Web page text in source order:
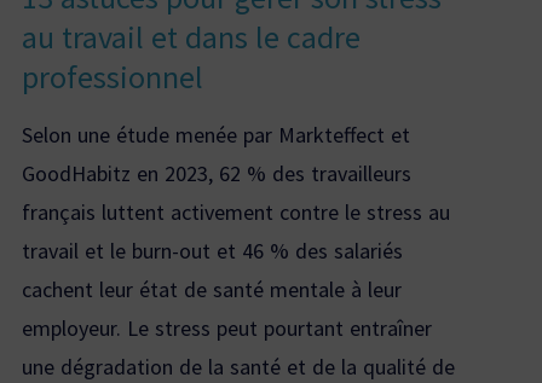
au travail et dans le cadre
professionnel
Selon une étude menée par Markteffect et
GoodHabitz en 2023, 62 % des travailleurs
français luttent activement contre le stress au
travail et le burn-out et 46 % des salariés
cachent leur état de santé mentale à leur
employeur. Le stress peut pourtant entraîner
une dégradation de la santé et de la qualité de